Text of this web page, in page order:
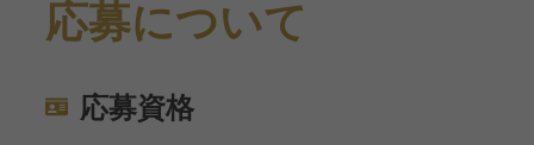
応募について
応募資格